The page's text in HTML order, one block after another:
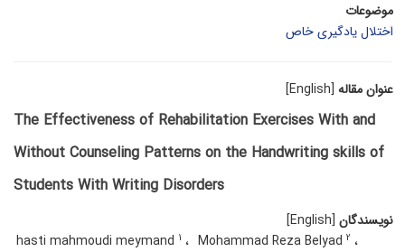
موضوعات
اختلال یادگیری خاص
عنوان مقاله [English]
The Effectiveness of Rehabilitation Exercises With and
Without Counseling Patterns on the Handwriting skills of
Students With Writing Disorders
نویسندگان [English]
hasti mahmoudi meymand 1 Mohammad Reza Belyad 2